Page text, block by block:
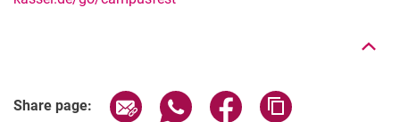
Share page: Share page via email
Share page via WhatsApp
Share page via